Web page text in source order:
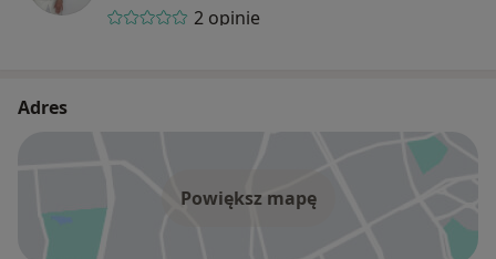
2 opinie
Adres
Powiększ mapę